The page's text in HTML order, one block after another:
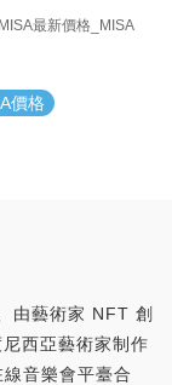
最新價格_MISA
價格
由藝術家 NFT 創
西亞藝術家制作
音樂會平臺合